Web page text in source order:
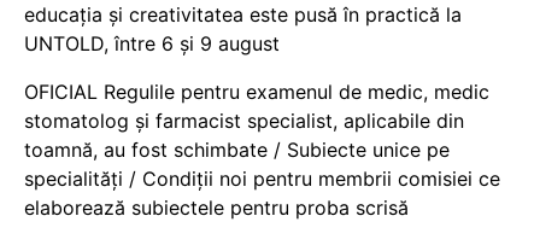
educația și creativitatea este pusă în practică la
UNTOLD, între 6 și 9 august
OFICIAL Regulile pentru examenul de medic, medic
stomatolog și farmacist specialist, aplicabile din
toamnă, au fost schimbate / Subiecte unice pe
specialități / Condiții noi pentru membrii comisiei ce
elaborează subiectele pentru proba scrisă